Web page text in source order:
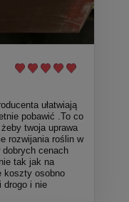
ułatwiają
pobawić .To co
twoja uprawa
rozwijania roślin w
cenach
tak jak na
koszty osobno
drogo i nie